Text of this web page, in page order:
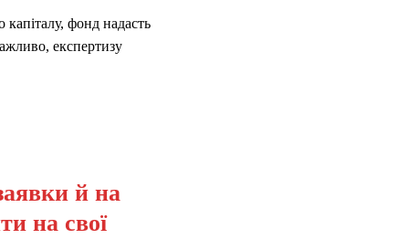
капіталу, фонд надасть
експертизу
й на
на свої